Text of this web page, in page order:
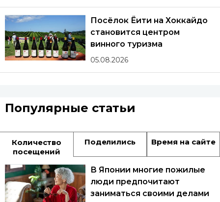
Посёлок Ёити на Хоккайдо
становится центром
винного туризма
05.08.2026
Популярные статьи
Количество
посещений
Поделились Время на сайте
В Японии многие пожилые
люди предпочитают
заниматься своими делами